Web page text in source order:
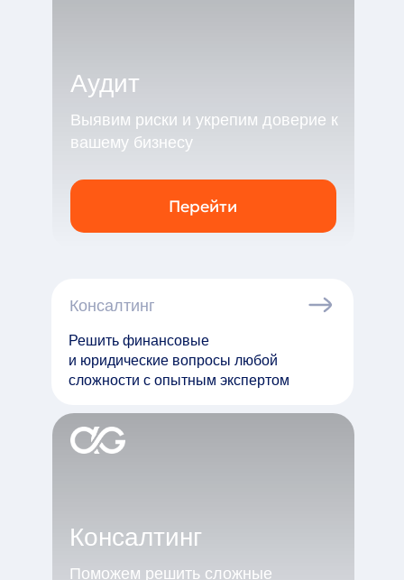
Аудит
Выявим риски и укрепим доверие к
вашему бизнесу
Перейти
Консалтинг
Решить финансовые
и юридические вопросы любой
сложности с опытным экспертом
Консалтинг
Поможем решить сложные